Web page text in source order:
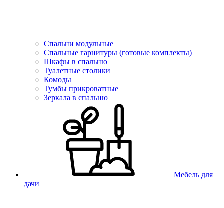
Спальни модульные
Спальные гарнитуры (готовые комплекты)
Шкафы в спальню
Туалетные столики
Комоды
Тумбы прикроватные
Зеркала в спальню
Мебель для
дачи